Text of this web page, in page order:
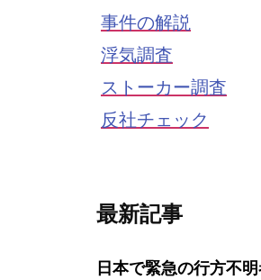
事件の解説
浮気調査
ストーカー調査
反社チェック
最新記事
日本で緊急の行方不